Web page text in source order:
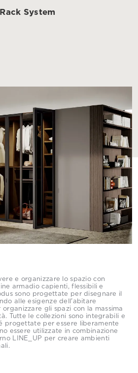
Rack System
e organizzare lo spazio con
armadio capienti, flessibili e
sono progettate per disegnare il
alle esigenze dell'abitare
gli spazi con la massima
Tutte le collezioni sono integrabili e
progettate per essere liberamente
essere utilizzate in combinazione
LINE_UP per creare ambienti